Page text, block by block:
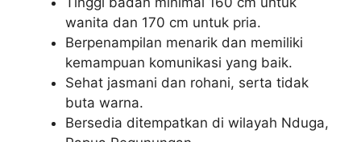
wanita dan 170 cm untuk pria.
Berpenampilan menarik dan memiliki
kemampuan komunikasi yang baik.
Sehat jasmani dan rohani, serta tidak
buta warna.
Bersedia ditempatkan di wilayah Nduga,